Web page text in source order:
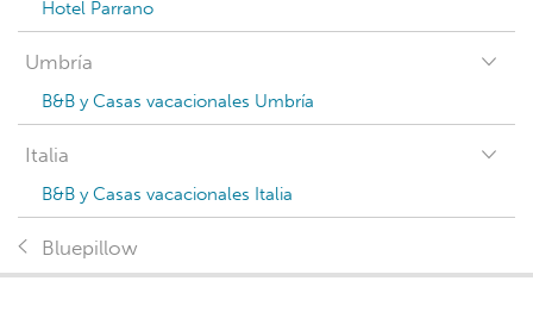
Hotel Parrano
Umbría
B&B y Casas vacacionales Umbría
Italia
B&B y Casas vacacionales Italia
Bluepillow